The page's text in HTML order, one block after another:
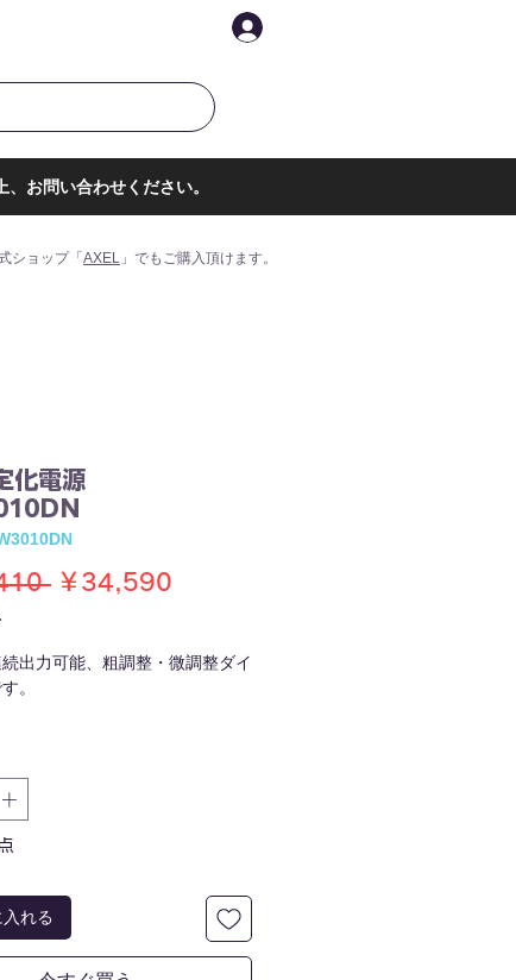
お問い合わせください。
ショップ「 AXEL 」でもご購入頂けます。
化電源
通
格
￥34,590
価
出力可能、粗調整・微調整ダイ
。
0〜10
[電圧] 0.01V [電流] 0.01A
70×160×220
2
れる